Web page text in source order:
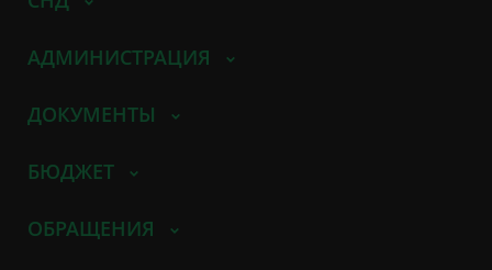
АДМИНИСТРАЦИЯ
ДОКУМЕНТЫ
БЮДЖЕТ
ОБРАЩЕНИЯ